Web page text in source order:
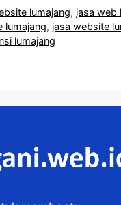
lumajang, jasa web
lumajang, jasa website
lumajang